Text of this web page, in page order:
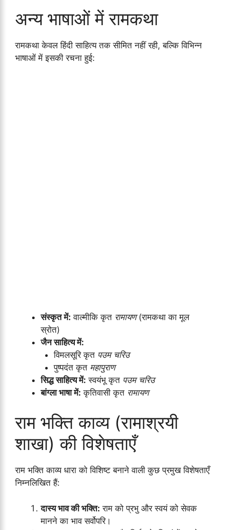
अन्य भाषाओं में रामकथा
रामकथा केवल हिंदी साहित्य तक सीमित नहीं रही, बल्कि विभिन्न
भाषाओं में इसकी रचना हुई:
संस्कृत में: वाल्मीकि कृत रामायण(रामकथा का मूल
स्रोत)
जैन साहित्य में:
विमलसूरि कृत पउम चरिउ
पुष्पदंत कृत महापुराण
सिद्ध साहित्य में: स्वयंभू कृत पउम चरिउ
बांग्ला भाषा में: कृतिवासी कृत रामायण
राम भक्ति काव्य (रामाश्रयी
शाखा) की विशेषताएँ
राम भक्ति काव्य धारा को विशिष्ट बनाने वाली कुछ प्रमुख विशेषताएँ
निम्नलिखित हैं:
दास्य भाव की भक्ति: राम को प्रभु और स्वयं को सेवक
मानने का भाव सर्वोपरि।